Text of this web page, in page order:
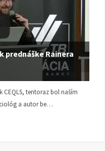
prednáške Rainera
CEQLS, tentoraz bol naším
a autor be…